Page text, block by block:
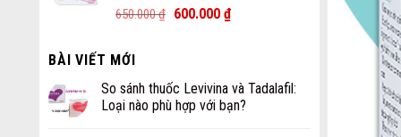
650.000₫ 600.000 ₫
BÀI VIẾT MỚI
So sánh thuốc Levivina và Tadalafil:
Loại nào phù hợp với bạn?